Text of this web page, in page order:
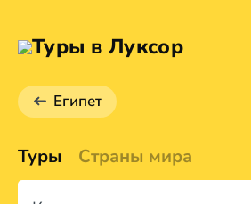
Туры в Луксор
Египет
Туры Страны мира